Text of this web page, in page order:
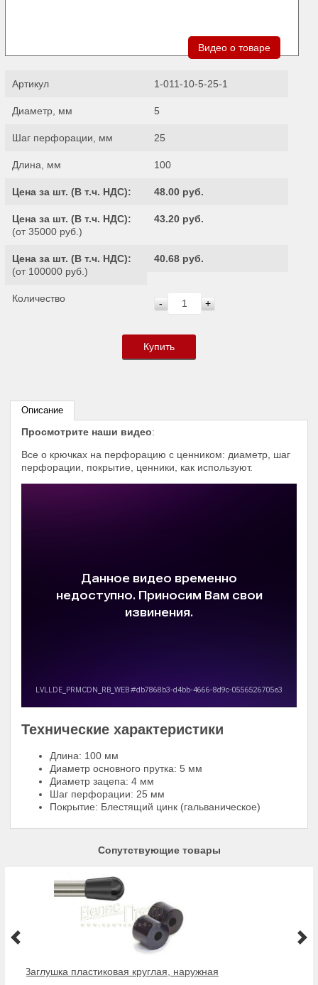
Видео о товаре
Артикул 1-011-10-5-25-1
Диаметр, мм 5
Шаг перфорации, мм 25
Длина, мм 100
Цена за шт. (В т.ч. НДС): 48.00 руб.
Цена за шт. (В т.ч. НДС):
(от 35000 руб.)
43.20 руб.
Цена за шт. (В т.ч. НДС):
(от 100000 руб.)
40.68 руб.
Количество - +
Купить
Описание
Просмотрите наши видео:
Все о крючках на перфорацию с ценником: диаметр, шаг
перфорации, покрытие, ценники, как используют.
Технические характеристики
Длина: 100 мм
Диаметр основного прутка: 5 мм
Диаметр зацепа: 4 мм
Шаг перфорации: 25 мм
Покрытие: Блестящий цинк (гальваническое)
Сопутствующие товары
Заглушка пластиковая круглая, наружная